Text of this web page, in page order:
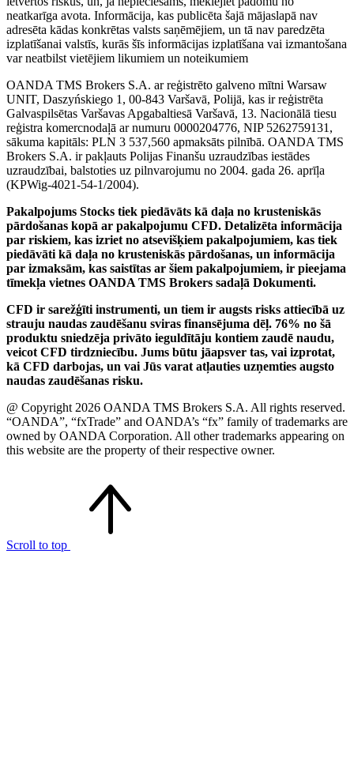
neatkarīga avota. Informācija, kas publicēta šajā mājaslapā nav
adresēta kādas konkrētas valsts saņēmējiem, un tā nav paredzēta
izplatīšanai valstīs, kurās šīs informācijas izplatīšana vai izmantošana
var neatbilst vietējiem likumiem un noteikumiem
OANDA TMS Brokers S.A. ar reģistrēto galveno mītni Warsaw
UNIT, Daszyńskiego 1, 00-843 Varšavā, Polijā, kas ir reģistrēta
Galvaspilsētas Varšavas Apgabaltiesā Varšavā, 13. Nacionālā tiesu
reģistra komercnodaļā ar numuru 0000204776, NIP 5262759131,
sākuma kapitāls: PLN 3 537,560 apmaksāts pilnībā. OANDA TMS
Brokers S.A. ir pakļauts Polijas Finanšu uzraudzības iestādes
uzraudzībai, balstoties uz pilnvarojumu no 2004. gada 26. aprīļa
(KPWig-4021-54-1/2004).
Pakalpojums Stocks tiek piedāvāts kā daļa no krusteniskās
pārdošanas kopā ar pakalpojumu CFD. Detalizēta informācija
par riskiem, kas izriet no atsevišķiem pakalpojumiem, kas tiek
piedāvāti kā daļa no krusteniskās pārdošanas, un informācija
par izmaksām, kas saistītas ar šiem pakalpojumiem, ir pieejama
tīmekļa vietnes OANDA TMS Brokers sadaļā Dokumenti.
CFD ir sarežģīti instrumenti, un tiem ir augsts risks attiecībā uz
strauju naudas zaudēšanu sviras finansējuma dēļ. 76% no šā
produktu sniedzēja privāto ieguldītāju kontiem zaudē naudu,
veicot CFD tirdzniecību. Jums būtu jāapsver tas, vai izprotat,
kā CFD darbojas, un vai Jūs varat atļauties uzņemties augsto
naudas zaudēšanas risku.
@ Copyright 2026 OANDA TMS Brokers S.A. All rights reserved.
“OANDA”, “fxTrade” and OANDA’s “fx” family of trademarks are
owned by OANDA Corporation. All other trademarks appearing on
this website are the property of their respective owner.
Scroll to top